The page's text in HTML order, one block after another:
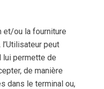
et/ou la fourniture
peut
lui permette de
de manière
dans le terminal ou,